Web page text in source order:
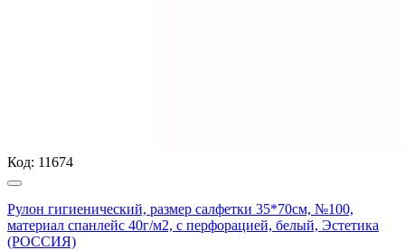
Код: 11674
Рулон гигиенический, размер салфетки 35*70см, №100,
материал спанлейс 40г/м2, с перфорацией, белый, Эстетика
(РОССИЯ)